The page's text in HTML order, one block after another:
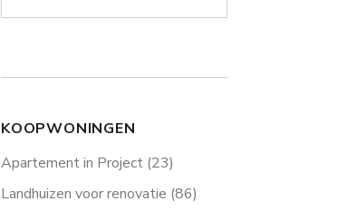
KOOPWONINGEN
Apartement in Project (23)
Landhuizen voor renovatie (86)